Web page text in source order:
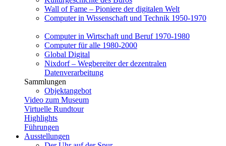
Wall of Fame – Pioniere der digitalen Welt
Computer in Wissenschaft und Technik 1950-1970
Computer in Wirtschaft und Beruf 1970-1980
Computer für alle 1980-2000
Global Digital
Nixdorf – Wegbereiter der dezentralen
Datenverarbeitung
Sammlungen
Objektangebot
Video zum Museum
Virtuelle Rundtour
Highlights
Führungen
Ausstellungen